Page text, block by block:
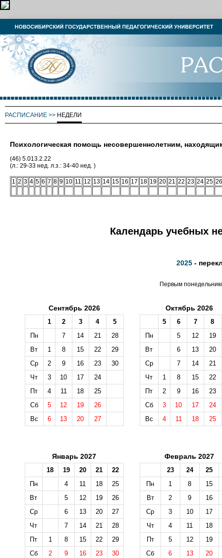
РАСПИСАНИЕ >> НЕДЕЛИ
Психологическая помощь несовершеннолетним,
(46) 5.013.2.22
(л.: 29-33 нед. л.з.: 34-40 нед. )
1 2 3 4 5 6 7 8 9 10 11 12 13 14 15 16 17 18 19 20 21 22 23 24 25 26
Календарь учебных
2025 -
Первым
Сентябрь 2026
1 2 3 4
5
Пн
7 14 21
28
Вт
1 8 15 22
29
Ср
2 9 16 23
30
Чт
3 10 17
24
Пт
4 11 18
25
Сб
5 12 19
26
Вс
6 13 20 27
Октябрь 2026
5 6 7
8
Пн
5 12
19
Вт
6 13
20
Ср
7 14
21
Чт
1 8 15
22
Пт
2 9 16
23
Сб
3 10 17
24
Вс
4 11 18 25
Январь 2027
18 19 20 21
22
Пн
4 11 18
25
Вт
5 12 19
26
Ср
6 13 20
27
Чт
7 14 21
28
Пт
1 8 15 22
29
Сб
2 9 16 23
30
Февраль 2027
23 24
25
Пн
1 8
15
Вт
2 9
16
Ср
3 10
17
Чт
4 11
18
Пт
5 12
19
Сб
6 13
20